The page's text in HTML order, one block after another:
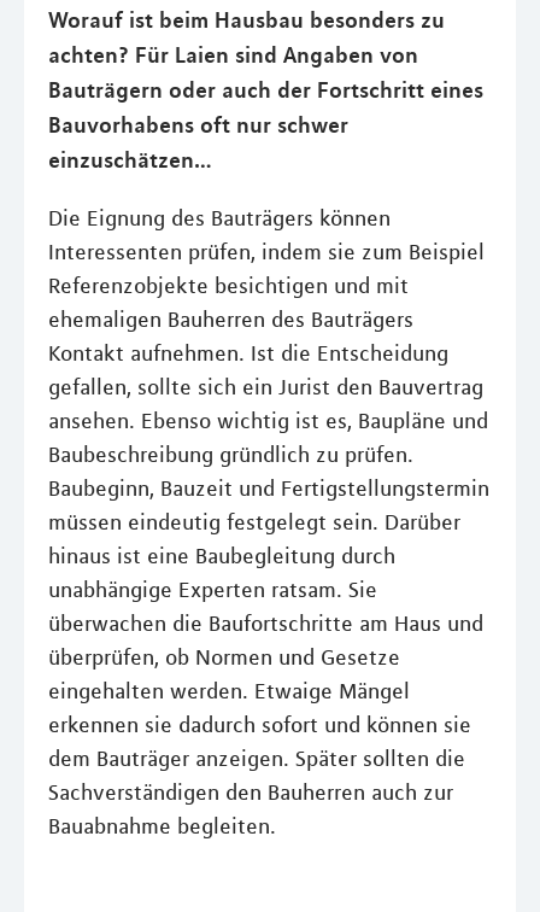
Worauf ist beim Hausbau besonders zu
achten? Für Laien sind Angaben von
Bauträgern oder auch der Fortschritt eines
Bauvorhabens oft nur schwer
einzuschätzen…
Die Eignung des Bauträgers können
Interessenten prüfen, indem sie zum Beispiel
Referenzobjekte besichtigen und mit
ehemaligen Bauherren des Bauträgers
Kontakt aufnehmen. Ist die Entscheidung
gefallen, sollte sich ein Jurist den Bauvertrag
ansehen. Ebenso wichtig ist es, Baupläne und
Baubeschreibung gründlich zu prüfen.
Baubeginn, Bauzeit und Fertigstellungstermin
müssen eindeutig festgelegt sein. Darüber
hinaus ist eine Baubegleitung durch
unabhängige Experten ratsam. Sie
überwachen die Baufortschritte am Haus und
überprüfen, ob Normen und Gesetze
eingehalten werden. Etwaige Mängel
erkennen sie dadurch sofort und können sie
dem Bauträger anzeigen. Später sollten die
Sachverständigen den Bauherren auch zur
Bauabnahme begleiten.